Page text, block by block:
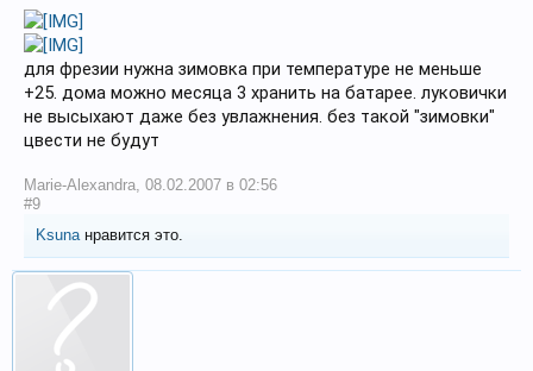
для фрезии нужна зимовка при температуре не меньше
+25. дома можно месяца 3 хранить на батарее. луковички
не высыхают даже без увлажнения. без такой "зимовки"
цвести не будут
Marie-Alexandra, 08.02.2007 в 02:56
#9
Ksunaнравится это.